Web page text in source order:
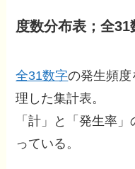
度数分布表；全31
全31数字の発生頻度
理した集計表。
「計」と「発生率
っている。